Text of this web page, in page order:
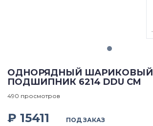
ОДНОРЯДНЫЙ ШАРИКОВЫЙ
ПОДШИПНИК 6214 DDU CM
490 просмотров
₽ 15411 ПОД ЗАКАЗ